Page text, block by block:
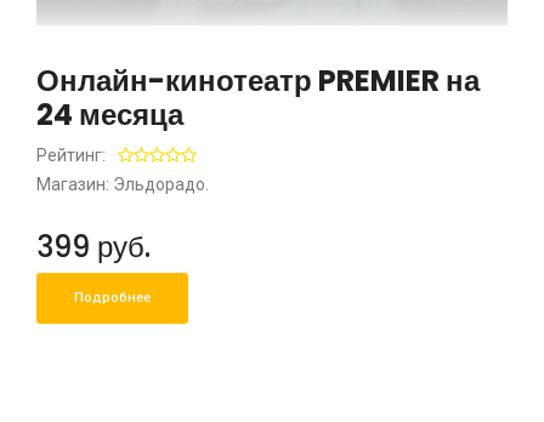
Онлайн-кинотеатр PREMIER на
24 месяца
Рейтинг:
Магазин: Эльдорадо.
399 руб.
Подробнее